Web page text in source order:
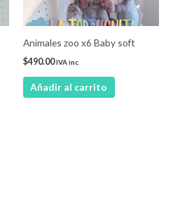
Animales zoo x6 Baby soft
$490.00IVA inc
Añadir al carrito